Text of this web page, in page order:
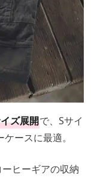
ズ展開で、Sサイ
ースに最適。
ヒーギアの収納